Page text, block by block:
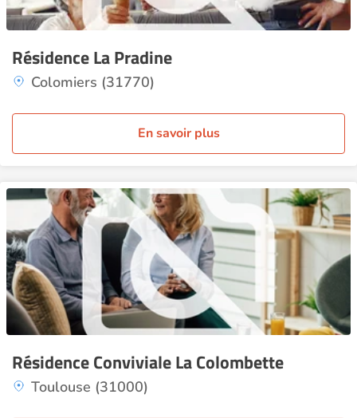
Résidence La Pradine
Colomiers (31770)
En savoir plus
Résidence Conviviale La Colombette
Toulouse (31000)